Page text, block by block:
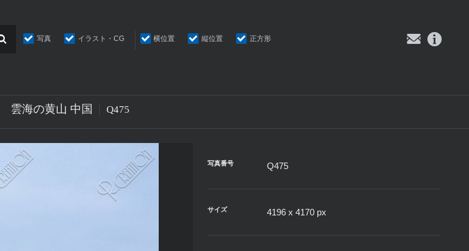
写真 イラスト・CG 横位置 縦位置 正方形
雲海の黄山 中国 Q475
写真番号 Q475
サイズ 4196 x 4170 px